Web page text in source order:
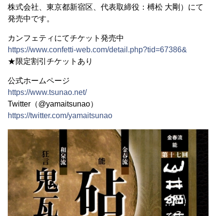
株式会社、東京都新宿区、代表取締役：榑松 大剛）にて
発売中です。
カンフェティにてチケット発売中
https://www.confetti-web.com/detail.php?tid=67386&
★限定割引チケットあり
公式ホームページ
https://www.tsunao.net/
Twitter（@yamaitsunao）
https://twitter.com/yamaitsunao